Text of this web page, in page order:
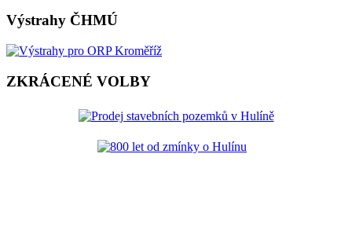
Výstrahy ČHMÚ
ZKRÁCENÉ VOLBY